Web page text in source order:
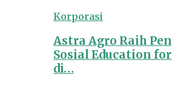
Korporasi
Astra Agro Raih
Sosial Education
di…